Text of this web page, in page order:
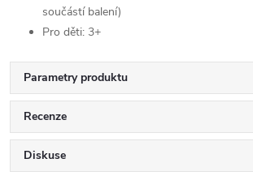
součástí balení)
Pro děti: 3+
Parametry produktu
Recenze
Diskuse